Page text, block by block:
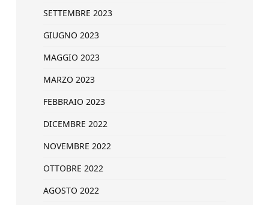
SETTEMBRE 2023
GIUGNO 2023
MAGGIO 2023
MARZO 2023
FEBBRAIO 2023
DICEMBRE 2022
NOVEMBRE 2022
OTTOBRE 2022
AGOSTO 2022